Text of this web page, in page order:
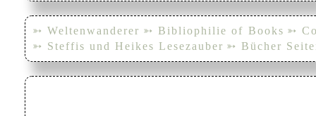
➳ Weltenwanderer ➳ Bibliophilie of Books ➳
➳ Steffis und Heikes Lesezauber ➳ Bücher